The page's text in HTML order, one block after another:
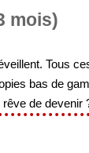
mois)
Tous
bas de
rêve de devenir